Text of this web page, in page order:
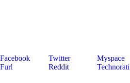
Facebook Twitter
Myspace
Furl Reddit Technorati